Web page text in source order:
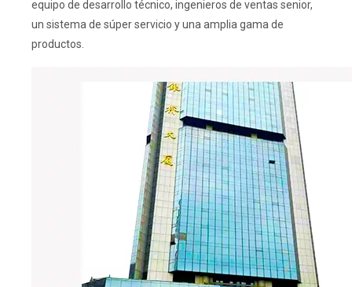
equipo de desarrollo técnico, ingenieros de ventas senior,
un sistema de súper servicio y una amplia gama de
productos.